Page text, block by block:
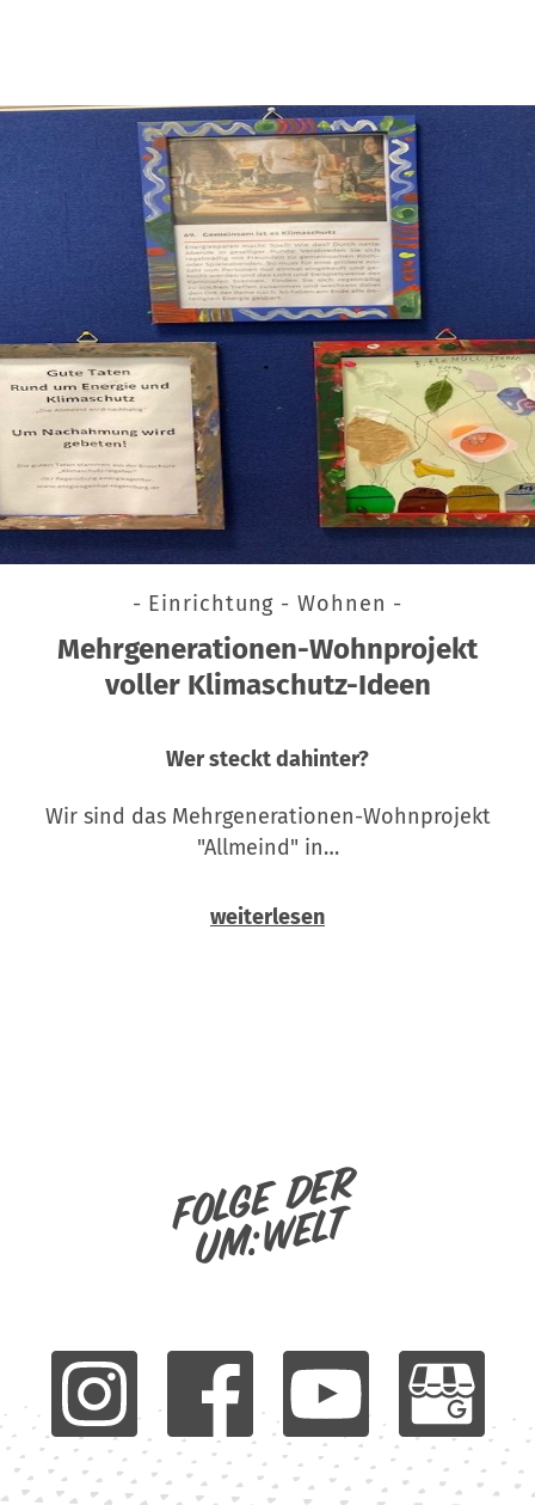
- Einrichtung - Wohnen -
Mehrgenerationen-Wohnprojekt
voller Klimaschutz-Ideen
Wer steckt dahinter?
Wir sind das Mehrgenerationen-Wohnprojekt
"Allmeind" in…
weiterlesen
Folge der
um:welt